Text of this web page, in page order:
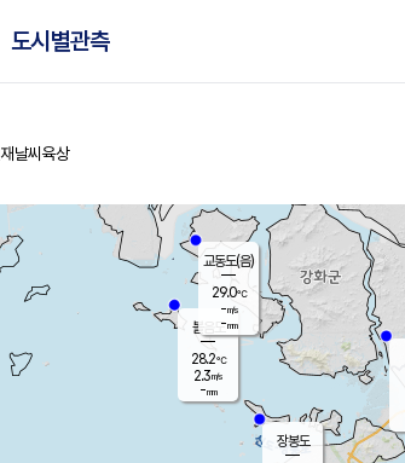
도시별관측
날씨 육상
볼음도
28.2℃
2.3m/s
-mm
장봉도
교동도(음)
29.0℃
-m/s
-mm